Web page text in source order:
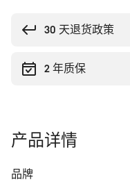
30 天退货政策
2 年质保
产品详情
品牌